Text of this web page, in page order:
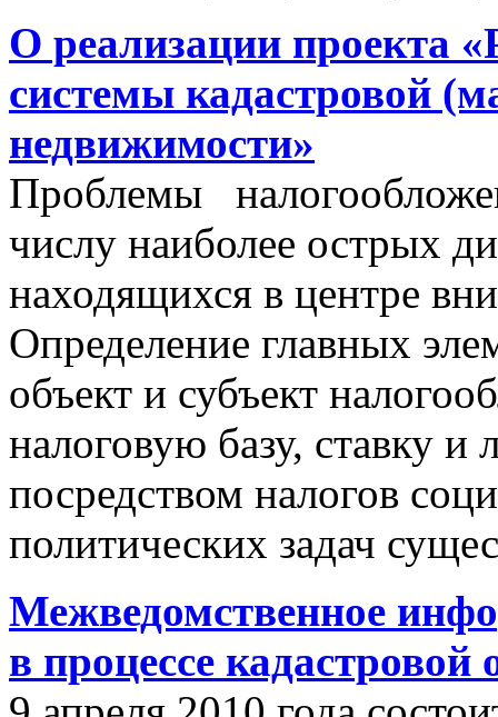
О реализации проекта
системы кадастровой
недвижимости»
Проблемы
числу наиболее острых
находящихся в центре
Определение главных
объект и субъект
налоговую базу, ставку и
посредством налогов
политических задач
Межведомственное
в процессе